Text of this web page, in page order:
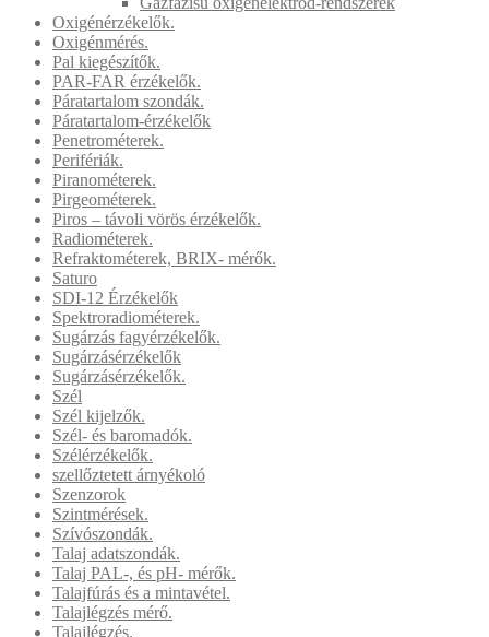
Oxigénérzékelők.
Oxigénmérés.
Pal kiegészítők.
PAR-FAR érzékelők.
Páratartalom szondák.
Páratartalom-érzékelők
Penetrométerek.
Perifériák.
Piranométerek.
Pirgeométerek.
Piros – távoli vörös érzékelők.
Radiométerek.
Refraktométerek, BRIX- mérők.
Saturo
SDI-12 Érzékelők
Spektroradiométerek.
Sugárzás fagyérzékelők.
Sugárzásérzékelők
Sugárzásérzékelők.
Szél
Szél kijelzők.
Szél- és baromadók.
Szélérzékelők.
szellőztetett árnyékoló
Szenzorok
Szintmérések.
Szívószondák.
Talaj adatszondák.
Talaj PAL-, és pH- mérők.
Talajfúrás és a mintavétel.
Talajlégzés mérő.
Talajlégzés.